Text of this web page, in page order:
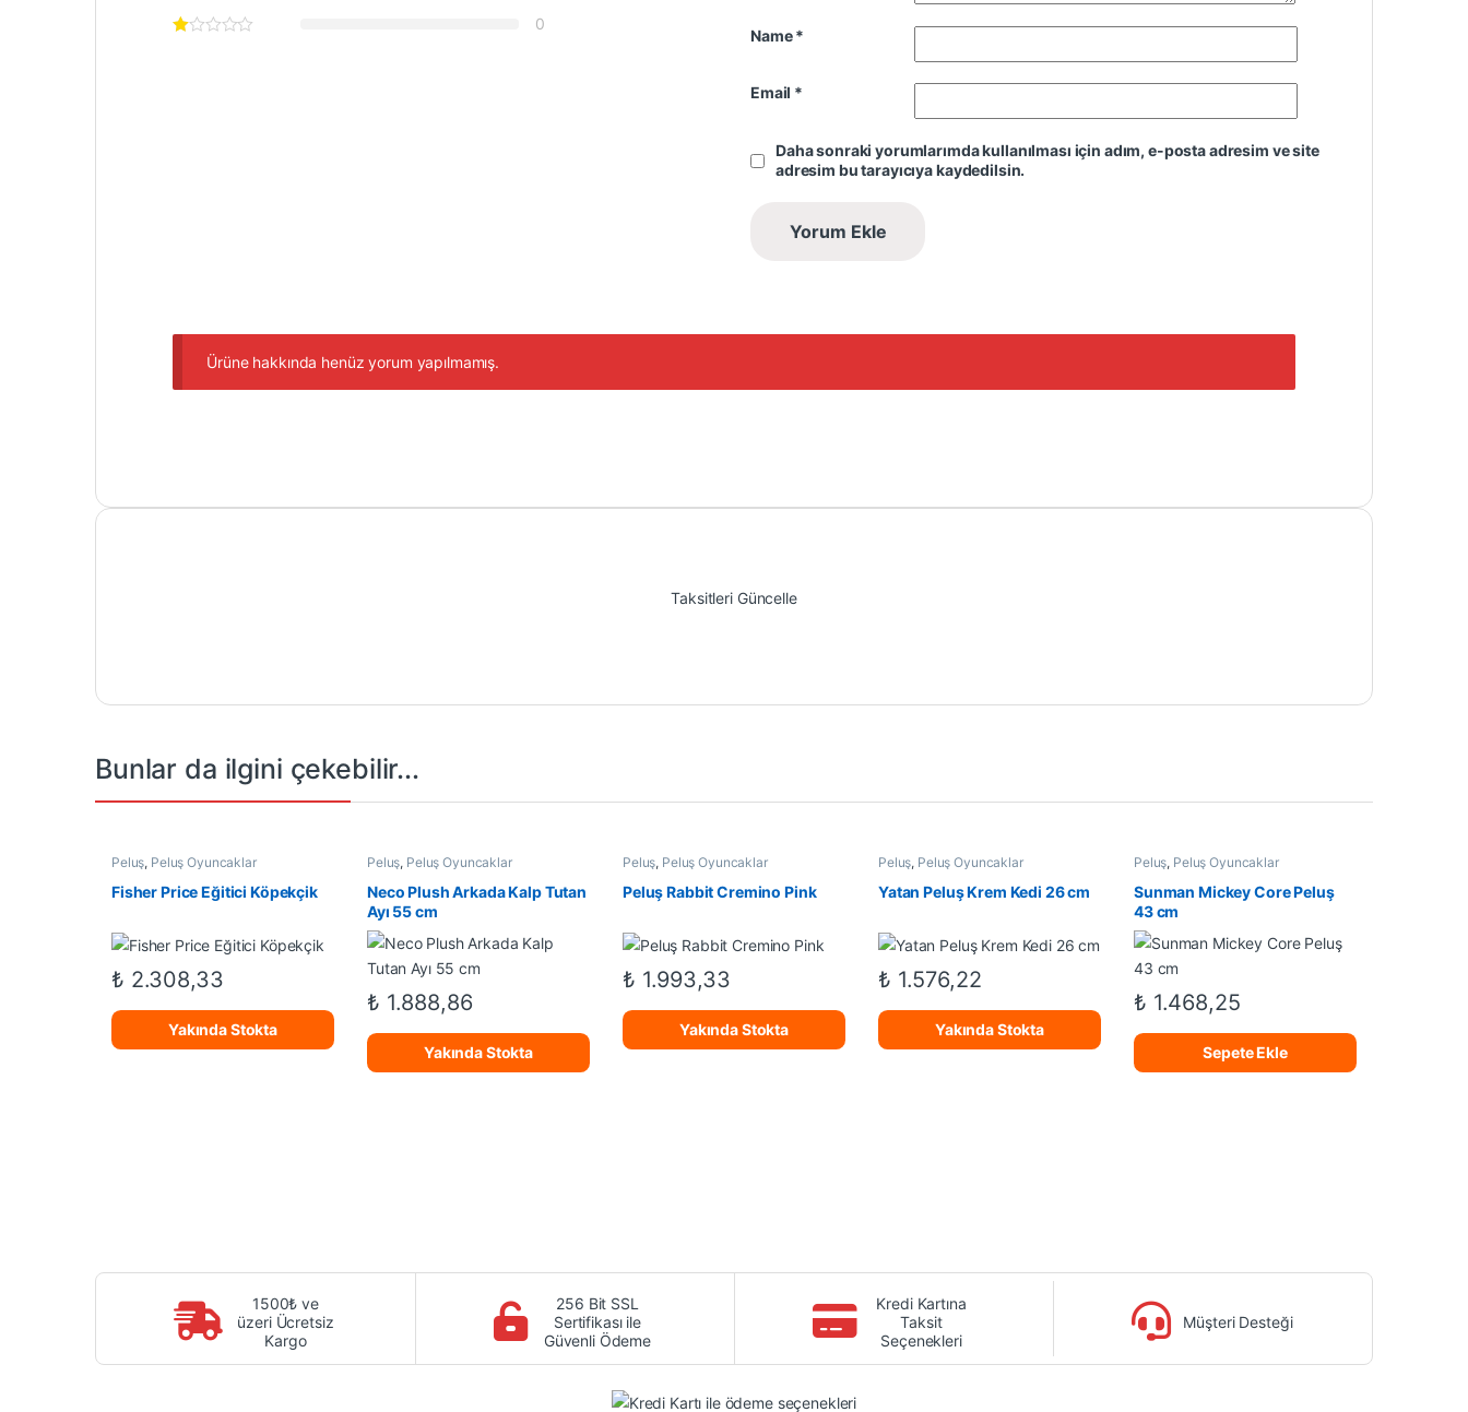
0
Name*
Email *
Daha sonraki yorumlarımda kullanılması için adım, e-posta adresim ve site
adresim bu tarayıcıya kaydedilsin.
Ürüne hakkında henüz yorum yapılmamış.
Taksitleri Güncelle
Bunlar da ilgini çekebilir...
Peluş, Peluş Oyuncaklar
Fisher Price Eğitici Köpekçik
₺ 2.308,33
Yakında Stokta
Peluş, Peluş Oyuncaklar
Neco Plush Arkada Kalp Tutan
Ayı 55 cm
₺ 1.888,86
Yakında Stokta
Peluş, Peluş Oyuncaklar
Peluş Rabbit Cremino Pink
₺ 1.993,33
Yakında Stokta
Peluş, Peluş Oyuncaklar
Yatan Peluş Krem Kedi 26 cm
₺ 1.576,22
Yakında Stokta
Peluş, Peluş Oyuncaklar
Sunman Mickey Core Peluş
43 cm
₺ 1.468,25
Sepete Ekle
1500₺ ve
üzeri Ücretsiz
Kargo
256 Bit SSL
Sertifikası ile
Güvenli Ödeme
Kredi Kartına
Taksit
Seçenekleri
Müşteri Desteği